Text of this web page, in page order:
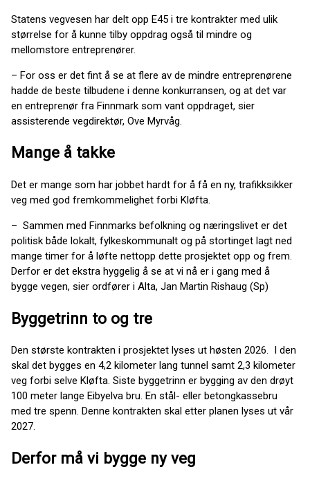
Statens vegvesen har delt opp E45 i tre kontrakter med ulik
størrelse for å kunne tilby oppdrag også til mindre og
mellomstore entreprenører.
– For oss er det fint å se at flere av de mindre entreprenørene
hadde de beste tilbudene i denne konkurransen, og at det var
en entreprenør fra Finnmark som vant oppdraget, sier
assisterende vegdirektør, Ove Myrvåg.
Mange å takke
Det er mange som har jobbet hardt for å få en ny, trafikksikker
veg med god fremkommelighet forbi Kløfta.
– Sammen med Finnmarks befolkning og næringslivet er det
politisk både lokalt, fylkeskommunalt og på stortinget lagt ned
mange timer for å løfte nettopp dette prosjektet opp og frem.
Derfor er det ekstra hyggelig å se at vi nå er i gang med å
bygge vegen, sier ordfører i Alta, Jan Martin Rishaug (Sp)
Byggetrinn to og tre
Den største kontrakten i prosjektet lyses ut høsten 2026. I den
skal det bygges en 4,2 kilometer lang tunnel samt 2,3 kilometer
veg forbi selve Kløfta. Siste byggetrinn er bygging av den drøyt
100 meter lange Eibyelva bru. En stål- eller betongkassebru
med tre spenn. Denne kontrakten skal etter planen lyses ut vår
2027.
Derfor må vi bygge ny veg